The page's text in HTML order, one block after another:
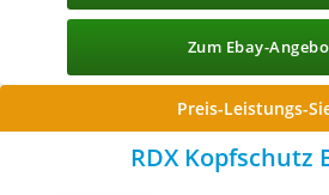
Zum Ebay-
Preis-Leistungs-
RDX Kopfschutz